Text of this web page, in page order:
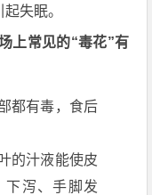
失眠。
上常见的“毒花”有
都有毒，食后
的汁液能使皮
下泻、手脚发